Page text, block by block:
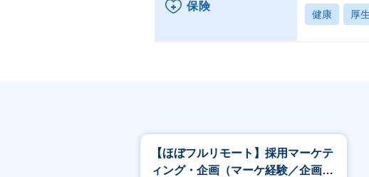
２）PMへのキ
→PM（プロジ
業務の可視化
業務改善に向
職務・職種・
登用試験を経
※最短で1年3か
保険
健康 厚
【ほぼフルリモート】採用マーケテ
ィング・企画（マーケ経験／企画系